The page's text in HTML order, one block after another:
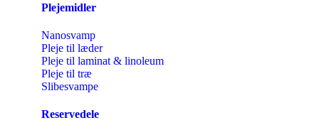
Plejemidler
Nanosvamp
Pleje til læder
Pleje til laminat & linoleum
Pleje til træ
Slibesvampe
Reservedele